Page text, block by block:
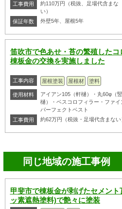
工事費用
約110万円（税抜、足場代含まな
い）
保証年数
外壁5年、屋根5年
笛吹市で色あせ・苔の繁殖した
棟板金の交換を実施しました
工事内容 屋根塗装 屋根材 塗料
使用材料
アイアン105（軒樋）・丸60φ（竪
樋）・ベスコロフィラー・ファイ
パーフェクトベスト
工事費用
約62万円（税抜・足場代含まない
同じ地域の施工事例
甲斐市で棟板金が剥げたセメン
ッ素遮熱塗料)で艶々に塗装